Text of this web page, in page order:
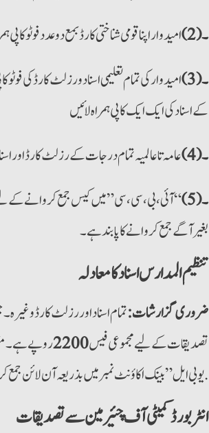
۔(2)
امیدواراپنا قومی شناختی کارڈ بمع دوعدد فوٹوکاپی
۔(3)
امیدوارکی تمام تعلیمی اسناد و رزلٹ کارڈ کی
کے اسناد کی ایک ایک کاپی ہمراہ لائیں
۔(4)
عامہ تا عالمیہ تمام درجات کے رزلٹ کارڈ
۔(5) “آئی،بی،سی،سی” میں کیس جمع کروانے کے لیے
بغیرآگے جمع کروانے کا پابند ہے۔
تنظیم المدارس اسناد کا معادلہ
ضروری گزارشات:تمام اسناد اوررزلٹ کارڈ
تصدیقات کے لیے مجموعی فیس2200روپے ہے۔
(UBL,0161200636452)”یو بی ایل” بینک اکاؤنٹ نمبر میں بذریعہ آن لائن جمع کروائی جا سکتی ہے.
انٹربورڈ کمیٹی آف چئیرمین سے تصدیقات